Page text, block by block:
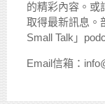
的精彩內容。或
取得最新訊息。
Small Talk」
Email信箱：